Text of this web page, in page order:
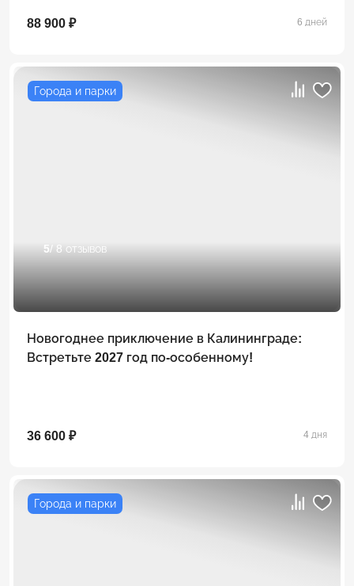
88 900 ₽ 6 дней
Города и парки
5/ 8 отзывов
Новогоднее приключение в Калининграде:
Встретьте 2027 год по-особенному!
36 600 ₽ 4 дня
Города и парки